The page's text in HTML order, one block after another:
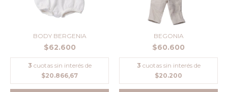
BODY BERGENIA
$62.600
3 cuotas sin interés de
$20.866,67
BEGONIA
$60.600
3 cuotas sin interés de
$20.200